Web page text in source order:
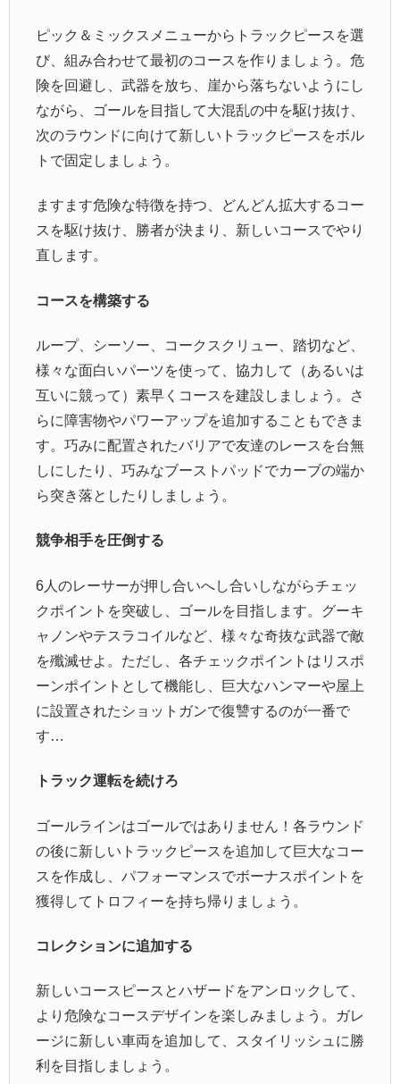
ピック＆ミックスメニューからトラックピースを選
び、組み合わせて最初のコースを作りましょう。危
険を回避し、武器を放ち、崖から落ちないようにし
ながら、ゴールを目指して大混乱の中を駆け抜け、
次のラウンドに向けて新しいトラックピースをボル
トで固定しましょう。
ますます危険な特徴を持つ、どんどん拡大するコー
スを駆け抜け、勝者が決まり、新しいコースでやり
直します。
コースを構築する
ループ、シーソー、コークスクリュー、踏切など、
様々な面白いパーツを使って、協力して（あるいは
互いに競って）素早くコースを建設しましょう。さ
らに障害物やパワーアップを追加することもできま
す。巧みに配置されたバリアで友達のレースを台無
しにしたり、巧みなブーストパッドでカーブの端か
ら突き落としたりしましょう。
競争相手を圧倒する
6人のレーサーが押し合いへし合いしながらチェッ
クポイントを突破し、ゴールを目指します。グーキ
ャノンやテスラコイルなど、様々な奇抜な武器で敵
を殲滅せよ。ただし、各チェックポイントはリスポ
ーンポイントとして機能し、巨大なハンマーや屋上
に設置されたショットガンで復讐するのが一番で
す…
トラック運転を続けろ
ゴールラインはゴールではありません！各ラウンド
の後に新しいトラックピースを追加して巨大なコー
スを作成し、パフォーマンスでボーナスポイントを
獲得してトロフィーを持ち帰りましょう。
コレクションに追加する
新しいコースピースとハザードをアンロックして、
より危険なコースデザインを楽しみましょう。ガレ
ージに新しい車両を追加して、スタイリッシュに勝
利を目指しましょう。